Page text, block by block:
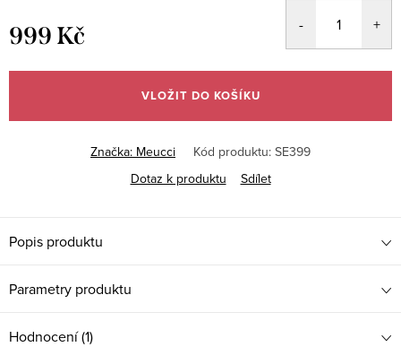
999 Kč
cena:
VLOŽIT DO KOŠÍKU
Značka: Meucci Kód produktu: SE399
Dotaz k produktu
Sdílet
Popis produktu
Parametry produktu
Hodnocení (1)